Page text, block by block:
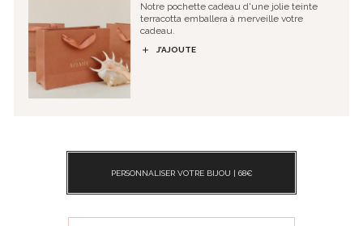
Notre pochette cadeau d'une jolie teinte
terracotta emballera à merveille votre
cadeau.
J’AJOUTE
PERSONNALISER VOTRE BIJOU | 68€